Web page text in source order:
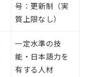
号：更新制（実
質上限なし）
一定水準の技
能・日本語力を
有する人材